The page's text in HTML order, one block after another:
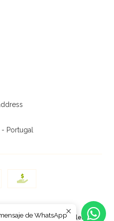
Portugal
.
por Jumpseller
de WhatsApp